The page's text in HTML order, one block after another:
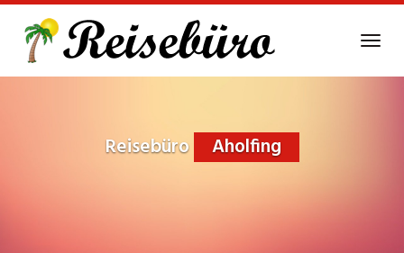
main
Reisebüro Aholfing